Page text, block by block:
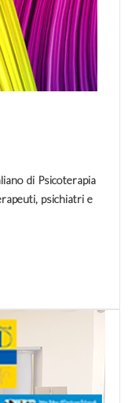
di Psicoterapia
psichiatri e